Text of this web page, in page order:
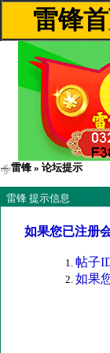
雷锋
雷锋 » 论坛提示
雷锋 提示信息
如果您已注册
帖子
如果